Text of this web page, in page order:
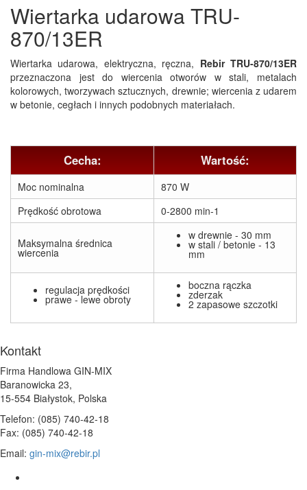
Wiertarka udarowa TRU-
870/13ER
Wiertarka udarowa, elektryczna, ręczna, Rebir TRU-870/13ER
przeznaczona jest do wiercenia otworów w stali, metalach
kolorowych, tworzywach sztucznych, drewnie; wiercenia z udarem
w betonie, cegłach i innych podobnych materiałach.
Cecha: Wartość:
Moc nominalna
870 W
Prędkość obrotowa
0-2800 min-1
Maksymalna średnica
wiercenia
w drewnie - 30 mm
w stali / betonie - 13
mm
regulacja prędkości
prawe - lewe obroty
boczna rączka
zderzak
2 zapasowe szczotki
Kontakt
Firma Handlowa GIN-MIX
Baranowicka 23,
15-554 Białystok, Polska
Telefon: (085) 740-42-18
Fax: (085) 740-42-18
Email: gin-mix@rebir.pl